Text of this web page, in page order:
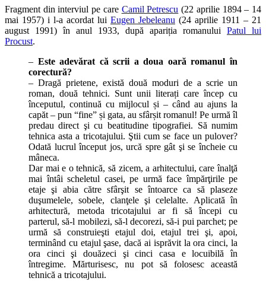
Fragment din interviul pe care Camil Petrescu (22 aprilie 1894 – 14
mai 1957) i l-a acordat lui Eugen Jebeleanu (24 aprilie 1911 – 21
august 1991) în anul 1933, după apariția romanului Patul lui
Procust.
– Este adevărat că scrii a doua oară romanul în
corectură?
– Dragă prietene, există două moduri de a scrie un
roman, două tehnici. Sunt unii literați care încep cu
începutul, continuă cu mijlocul și – când au ajuns la
capăt – pun “fine” și gata, au sfârșit romanul! Pe urmă îl
predau direct şi cu beatitudine tipografiei. Să numim
tehnica asta a tricotajului. Ştii cum se face un pulover?
Odată lucrul început jos, urcă spre gât şi se încheie cu
mâneca.
Dar mai e o tehnică, să zicem, a arhitectului, care înalţă
mai întâi scheletul casei, pe urmă face împărţirile pe
etaje şi abia către sfârşit se întoarce ca să plaseze
duşumelele, sobele, clanţele şi celelalte. Aplicată în
arhitectură, metoda tricotajului ar fi să începi cu
parterul, să-l mobilezi, să-l decorezi, să-i pui parchet; pe
urmă să construieşti etajul doi, etajul trei şi, apoi,
terminând cu etajul şase, dacă ai isprăvit la ora cinci, la
ora cinci şi douăzeci şi cinci casa e locuibilă în
întregime. Mărturisesc, nu pot să folosesc această
tehnică a tricotajului.